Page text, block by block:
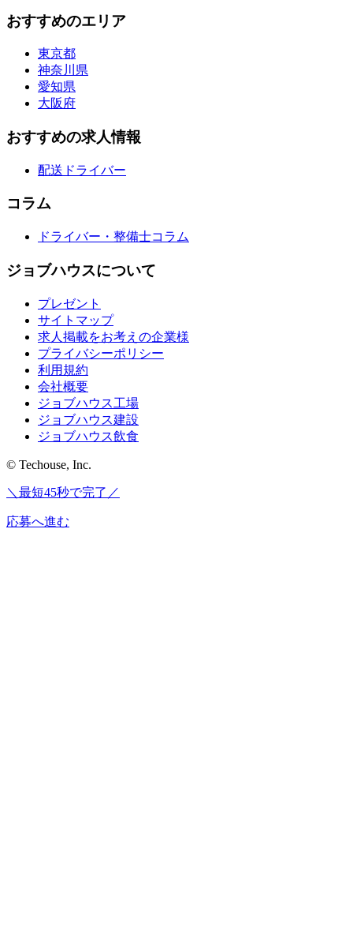
おすすめのエリア
東京都
神奈川県
愛知県
大阪府
おすすめの求人情報
配送ドライバー
コラム
ドライバー・整備士コラム
ジョブハウスについて
プレゼント
サイトマップ
求人掲載をお考えの企業様
プライバシーポリシー
利用規約
会社概要
ジョブハウス工場
ジョブハウス建設
ジョブハウス飲食
© Techouse, Inc.
＼最短45秒で完了／
応募へ進む